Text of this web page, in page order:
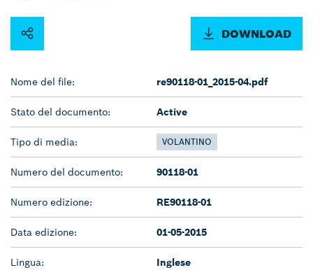
DOWNLOAD
Nome del file: re90118-01_2015-04.pdf
Stato del documento: Active
Tipo di media: VOLANTINO
Numero del documento: 90118-01
Numero edizione: RE90118-01
Data edizione: 01-05-2015
Lingua: Inglese